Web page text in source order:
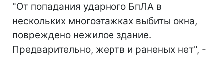
"От попадания ударного БпЛА в
нескольких многоэтажках выбиты окна,
повреждено нежилое здание.
Предварительно, жертв и раненых нет", -